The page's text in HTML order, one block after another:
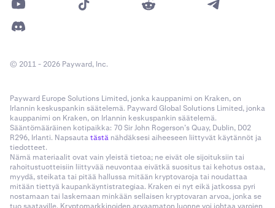
© 2011 - 2026 Payward, Inc.
Payward Europe Solutions Limited, jonka kauppanimi on Kraken, on
Irlannin keskuspankin säätelemä. Payward Global Solutions Limited, jonka
kauppanimi on Kraken, on Irlannin keskuspankin säätelemä.
Sääntömääräinen kotipaikka: 70 Sir John Rogerson’s Quay, Dublin, D02
R296, Irlanti. Napsautatästä nähdäksesi aiheeseen liittyvät käytännöt ja
tiedotteet.
Nämä materiaalit ovat vain yleistä tietoa; ne eivät ole sijoituksiin tai
rahoitustuotteisiin liittyvää neuvontaa eivätkä suositus tai kehotus ostaa,
myydä, steikata tai pitää hallussa mitään kryptovaroja tai noudattaa
mitään tiettyä kaupankäyntistrategiaa. Kraken ei nyt eikä jatkossa pyri
nostamaan tai laskemaan minkään sellaisen kryptovaran arvoa, jonka se